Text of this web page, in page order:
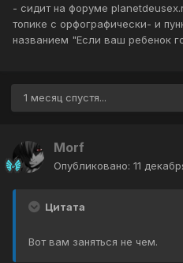
- сидит на форуме
топике с орфографически- и
названием "Если ваш ребенок
1 месяц спустя...
Morf
Опубликовано: 11
Цитата
Вот вам заняться не чем.